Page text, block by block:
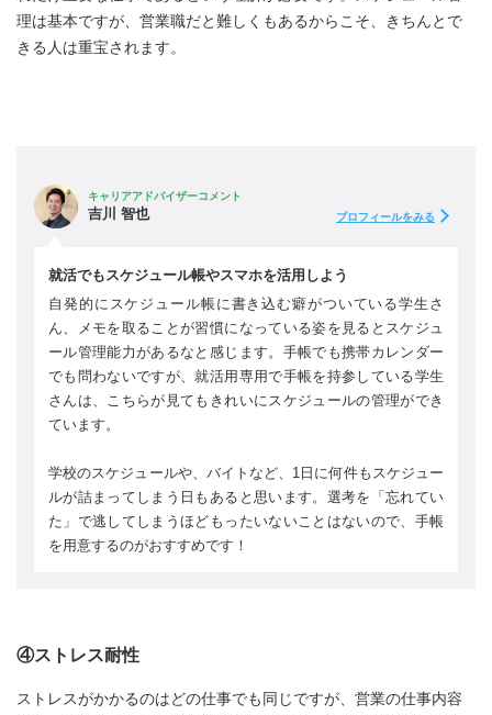
理は基本ですが、営業職だと難しくもあるからこそ、きちんとで
きる人は重宝されます。
キャリアアドバイザーコメント
吉川 智也 プロフィールをみる
就活でもスケジュール帳やスマホを活用しよう
自発的にスケジュール帳に書き込む癖がついている学生さ
ん、メモを取ることが習慣になっている姿を見るとスケジュ
ール管理能力があるなと感じます。手帳でも携帯カレンダー
でも問わないですが、就活用専用で手帳を持参している学生
さんは、こちらが見てもきれいにスケジュールの管理ができ
ています。
学校のスケジュールや、バイトなど、1日に何件もスケジュー
ルが詰まってしまう日もあると思います。選考を「忘れてい
た」で逃してしまうほどもったいないことはないので、手帳
を用意するのがおすすめです！
④ストレス耐性
ストレスがかかるのはどの仕事でも同じですが、営業の仕事内容